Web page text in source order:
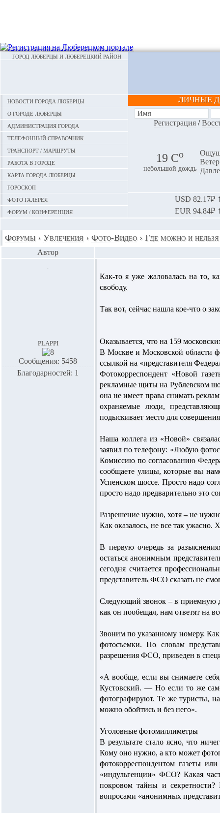
ГОРОД ЛЮБЕРЦЫ И ЛЮБЕРЕЦКИЙ РАЙОН
Новости города Люберцы
О городе Люберцы
Администрация города
Телефонный справочник
Транспорт / маршруты
Работа в городе
Карта города Люберцы
Гороскоп
Фото галерея
Форум / конференция
ЛИЧНЫЕ
Регистрация/
19 Сo
небольшой дождь
USD 82.17₽
EUR 94.84₽
Форумы › Увлечения › Фото-Видео › Где можно и
Автор
plappi
Сообщения: 5458
Благодарностей: 1
Как-то я уже жаловалась на то,
свободу.
Так вот, сейчас нашла кое-что о
Оказывается, что на 159
В Москве и Московской области
ссылкой на «представителя
Фотокорреспондент «Новой
рекламные щиты на Рублевском
она не имеет права снимать
охраняемые люди,
подыскивает место для
Наша коллега из «Новой»
заявил по телефону: «Любую
Комиссию по согласованию
сообщаете улицы, которые вы
Успенском шоссе. Просто надо
просто надо предварительно это
Разрешение нужно, хотя – не
Как оказалось, не все так ужасно.
В первую очередь за
остаться анонимным
сегодня считается
представитель ФСО сказать не
Следующий звонок – в приемную
как он пообещал, нам ответят на
Звоним по указанному номеру.
фотосъемки. По словам
разрешения ФСО, приведен в
«А вообще, если вы снимаете
Кустовский. — Но если то же
фотографируют. Те же туристы,
можно обойтись и без него».
Уголовные фотомиллиметры
В результате стало ясно, что
Кому оно нужно, а кто может
фотокорреспондентом газеты
«индульгенции» ФСО? Какая
покровом тайны и
вопросами «анонимных